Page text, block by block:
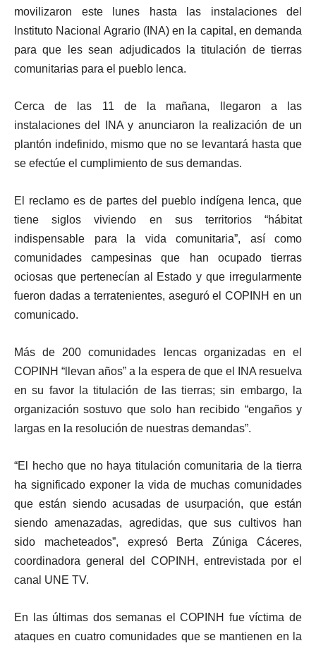
movilizaron este lunes hasta las instalaciones del
Instituto Nacional Agrario (INA) en la capital, en demanda
para que les sean adjudicados la titulación de tierras
comunitarias para el pueblo lenca.
Cerca de las 11 de la mañana, llegaron a las
instalaciones del INA y anunciaron la realización de un
plantón indefinido, mismo que no se levantará hasta que
se efectúe el cumplimiento de sus demandas.
El reclamo es de partes del pueblo indígena lenca, que
tiene siglos viviendo en sus territorios “hábitat
indispensable para la vida comunitaria”, así como
comunidades campesinas que han ocupado tierras
ociosas que pertenecían al Estado y que irregularmente
fueron dadas a terratenientes, aseguró el COPINH en un
comunicado.
Más de 200 comunidades lencas organizadas en el
COPINH “llevan años” a la espera de que el INA resuelva
en su favor la titulación de las tierras; sin embargo, la
organización sostuvo que solo han recibido “engaños y
largas en la resolución de nuestras demandas”.
“El hecho que no haya titulación comunitaria de la tierra
ha significado exponer la vida de muchas comunidades
que están siendo acusadas de usurpación, que están
siendo amenazadas, agredidas, que sus cultivos han
sido macheteados”, expresó Berta Zúniga Cáceres,
coordinadora general del COPINH, entrevistada por el
canal UNE TV.
En las últimas dos semanas el COPINH fue víctima de
ataques en cuatro comunidades que se mantienen en la